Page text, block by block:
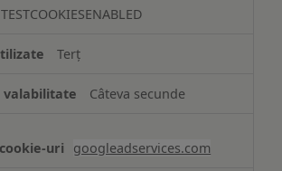
TESTCOOKIESENABLED
Terț
Câteva secunde
googleadservices.com